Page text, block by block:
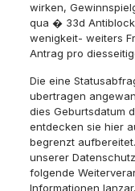
wirken,
qua � 33d
wenigkeit- weiters
Antrag pro
Die eine
ubertragen
dies Geburtsdatum
entdecken sie hier
begrenzt
unserer
folgende
Informationen